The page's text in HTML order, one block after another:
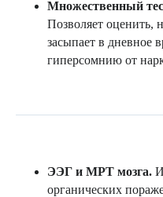
Множественный
Позволяет оценить,
засыпает в дневное
гиперсомнию от
ЭЭГ и МРТ мозга.
органических
Запишитесь
на консультацию в
уже сегодня —